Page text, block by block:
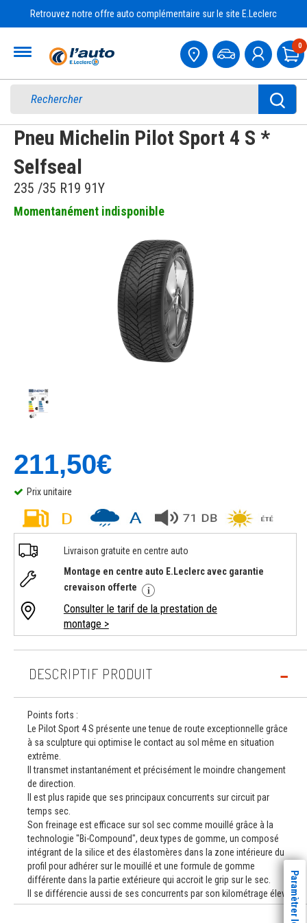
Retrouvez notre offre auto complémentaire sur le site E.Leclerc
0
Pneu Michelin Pilot Sport 4 S *
Selfseal
235 /35 R19 91Y
Momentanément indisponible
211,50€
Prix unitaire
Livraison gratuite en centre auto
Montage en centre auto E.Leclerc avec garantie
crevaison offerte
Consulter le tarif de la prestation de
montage >
DESCRIPTIF PRODUIT
Points forts :
Le Pilot Sport 4 S présente une tenue de route exceptionnelle grâce
à sa sculpture qui optimise le contact au sol même en situation
extrême.
Il transmet instantanément et précisément le moindre changement
de direction.
Il est plus rapide que ses principaux concurrents sur circuit par
temps sec.
Son freinage est efficace sur sol sec comme mouillé grâce à la
technologie "Bi-Compound", deux types de gomme, un composé
intégrant de la silice et des élastomères dans la zone intérieure du
profil pour adhérer sur le mouillé et une formule de gomme
différente dans la partie extérieure qui accroit le grip sur le sec.
Il se différencie aussi de ses concurrents par son kilométrage élevé.